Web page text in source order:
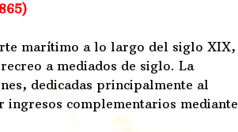
marítimo a lo largo del siglo XIX,
a mediados de siglo. La
dedicadas principalmente al
ingresos complementarios mediante